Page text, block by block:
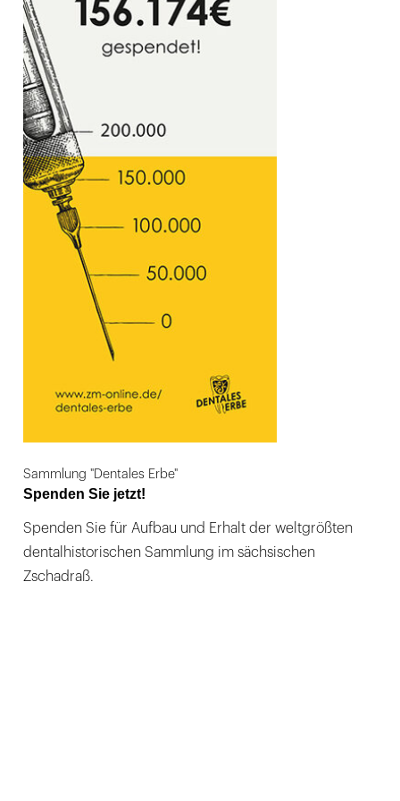
Sammlung "Dentales Erbe"
Spenden Sie jetzt!
Spenden Sie für Aufbau und Erhalt der weltgrößten
dentalhistorischen Sammlung im sächsischen
Zschadraß.